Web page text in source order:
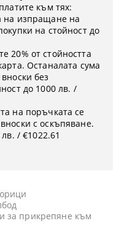
за прикрепяне към
към тях:
на изпращане на
на стойност до
20% от стойността
Останалата сума
без
до 1000 лв. /
на поръчката се
с оскъпяване.
/ €1022.61